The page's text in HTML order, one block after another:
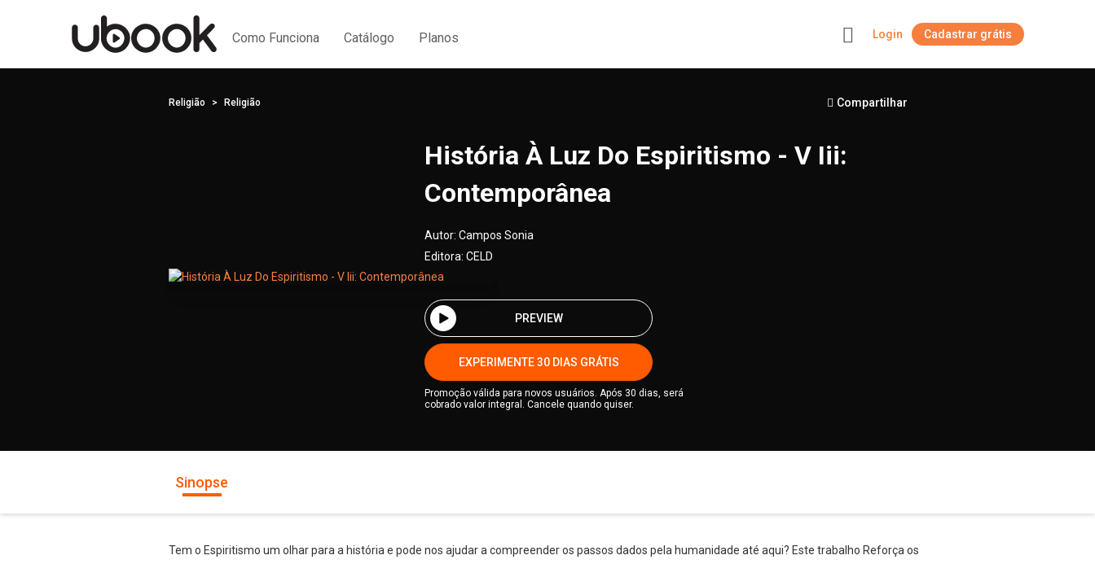
Como Funciona Catálogo Planos Login Cadastrar grátis
Religião Religião Compartilhar
História À Luz Do Espiritismo - V Iii:
Contemporânea
Autor: Campos Sonia
Editora: CELD
PREVIEW
EXPERIMENTE 30 DIAS GRÁTIS
Promoção válida para novos usuários. Após 30 dias, será
cobrado valor integral. Cancele quando quiser.
Sinopse
Tem o Espiritismo um olhar para a história e pode nos ajudar a compreender os passos dados pela humanidade até aqui? Este trabalho Reforça os